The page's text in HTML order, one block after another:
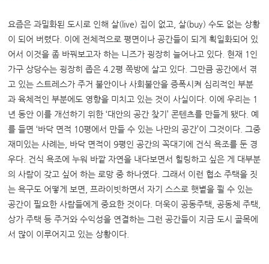
요즘은 과밀화된 도시로 인해 살(live) 집이 없고 살(buy)수도 없는 상황
이 되어 버렸다 이에 전체적으로 평면이나 공간들이 되게 획일화되어 있
어서 이것을 좀 바꿔보고자 하는 니즈가 굉장히 늘어나고 있다 현재 1인
가구 상당수는 굉장히 좁은4.2평 쪽방에 살고 있다
그만큼 공간에서 겪
고 있는 스트레스가 주거 불안이나 사회불안을 증폭시켜 심리적인 부분
과 육체적인 부분에도 영향을 미치고 있는 것이 사실이다 이에 우리는 1
년 동안 이를 개선하기 위한‘대안의 공간 찾기’콘텐츠를 만들게 됐다 .예
를 들면‘바닥 면적 10평에서 만들 수 있는 나만의 공간’이 그것이다
그중
재미있는 사례는 바닥 면적이 9평인 공간의 꼭대기에 건식 욕조를 둔 경
우다 건식 욕조에 누워 바깥 자연을 내다보면서 힐링하고 싶은 게 대부분
의 사람이 갖고 싶어 하는 로망 중 하나였다
그래서 이런 협소 주택을 짓
는 욕구도 어떻게 보면
프라이빗하면서 자기 스스로 햇볕을 쬘 수 있는
공간이 필요한 사람들에게 중요한 것이다 더욱이 공동주택 ,공동체 주택
상가 주택 등 주거와 수익성을 연결하는 그런 공간들이 지금 도시 골목에
서 많이 이루어지고 있는 상황이다